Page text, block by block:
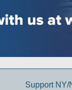
Support NY/